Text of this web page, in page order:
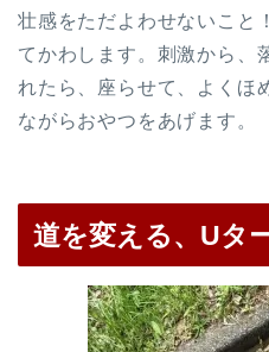
壮感をただよわせないこと
てかわします。刺激から、
れたら、座らせて、よくほ
ながらおやつをあげます。
道を変える、Uタ